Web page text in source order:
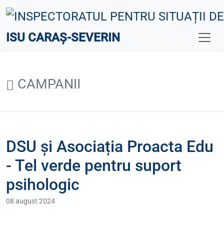
ISU CARAȘ-SEVERIN
CAMPANII
DSU și Asociația Proacta Edu
- Tel verde pentru suport
psihologic
08 august 2024